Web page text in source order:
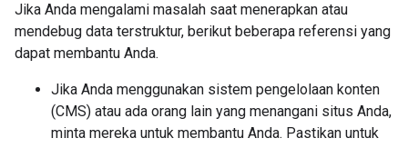
Jika Anda mengalami masalah saat menerapkan atau
mendebug data terstruktur, berikut beberapa referensi yang
dapat membantu Anda.
Jika Anda menggunakan sistem pengelolaan konten
(CMS) atau ada orang lain yang menangani situs Anda,
minta mereka untuk membantu Anda. Pastikan untuk